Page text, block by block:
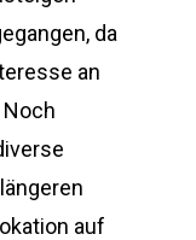
da
an
auf